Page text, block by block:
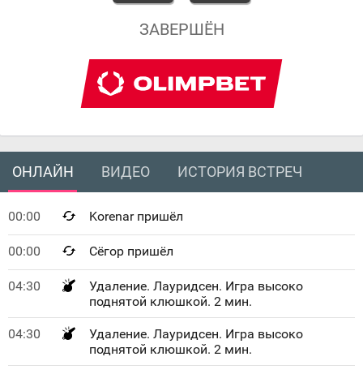
ЗАВЕРШЁН
ОНЛАЙН ВИДЕО ИСТОРИЯ ВСТРЕЧ
00:00 Korenar пришёл
00:00 Сёгор пришёл
04:30
Удаление. Лауридсен. Игра высоко
поднятой клюшкой. 2 мин.
04:30
Удаление. Лауридсен. Игра высоко
поднятой клюшкой. 2 мин.